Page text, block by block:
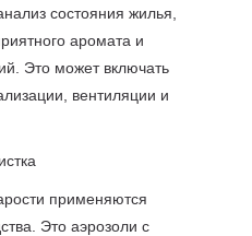
состояния жилья,
аромата и
Это может включать
вентиляции и
применяются
Это аэрозоли с